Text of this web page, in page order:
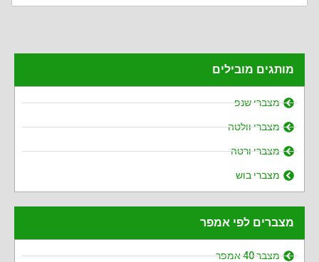
מותגים מובילים
מצברי שנפ
מצברי וולטה
מצברי ורטה
מצברי בוש
מצברים לפי אמפר
מצבר 40 אמפר